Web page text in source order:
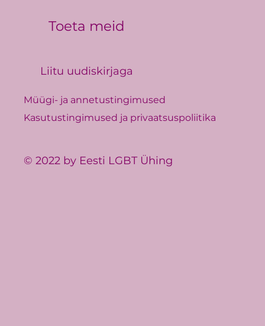
Toeta meid
Liitu uudiskirjaga
Müügi- ja annetustingimused
Kasutustingimused ja privaatsuspoliitika
© 2022 by Eesti LGBT Ühing